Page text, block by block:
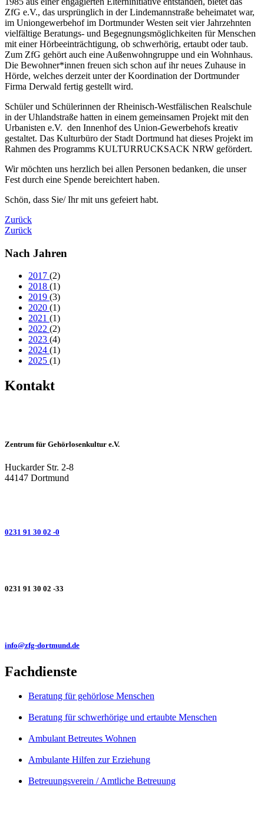
ZfG e.V., das ursprünglich in der Lindemannstraße beheimatet war,
im Uniongewerbehof im Dortmunder Westen seit vier Jahrzehnten
vielfältige Beratungs- und Begegnungsmöglichkeiten für Menschen
mit einer Hörbeeinträchtigung, ob schwerhörig, ertaubt oder taub.
Zum ZfG gehört auch eine Außenwohngruppe und ein Wohnhaus.
Die Bewohner*innen freuen sich schon auf ihr neues Zuhause in
Hörde, welches derzeit unter der Koordination der Dortmunder
Firma Derwald fertig gestellt wird.
Schüler und Schülerinnen der Rheinisch-Westfälischen Realschule
in der Uhlandstraße hatten in einem gemeinsamen Projekt mit den
Urbanisten e.V. den Innenhof des Union-Gewerbehofs kreativ
gestaltet. Das Kulturbüro der Stadt Dortmund hat dieses Projekt im
Rahmen des Programms KULTURRUCKSACK NRW gefördert.
Wir möchten uns herzlich bei allen Personen bedanken, die unser
Fest durch eine Spende bereichtert haben.
Schön, dass Sie/ Ihr mit uns gefeiert habt.
Zurück
Zurück
Nach Jahren
2017 (2)
2018 (1)
2019 (3)
2020 (1)
2021 (1)
2022 (2)
2023 (4)
2024 (1)
2025 (1)
Kontakt
Zentrum für Gehörlosenkultur e.V.
Huckarder Str. 2-8
44147 Dortmund
0231 91 30 02 -0
0231 91 30 02 -33
info@zfg-dortmund.de
Fachdienste
Beratung für gehörlose Menschen
Beratung für schwerhörige und ertaubte Menschen
Ambulant Betreutes Wohnen
Ambulante Hilfen zur Erziehung
Betreuungsverein / Amtliche Betreuung